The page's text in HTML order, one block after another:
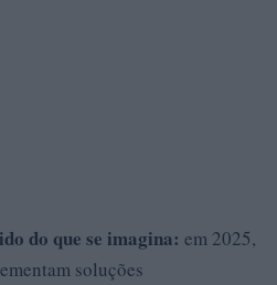
do que se imagina: em 2025,
soluções